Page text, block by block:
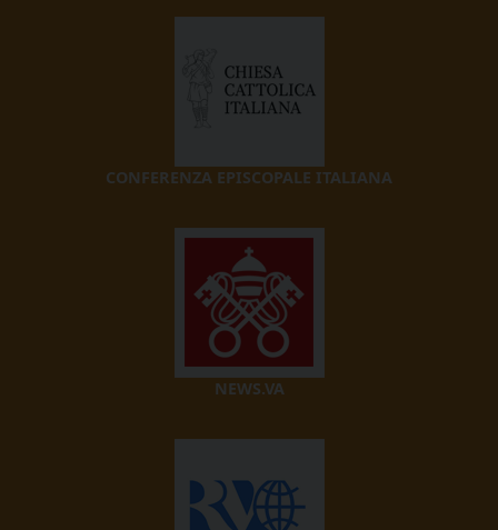
CONFERENZA EPISCOPALE ITALIANA
NEWS.VA